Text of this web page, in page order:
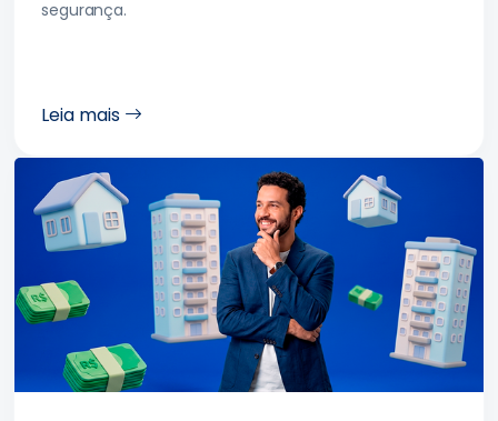
segurança.
Leia mais